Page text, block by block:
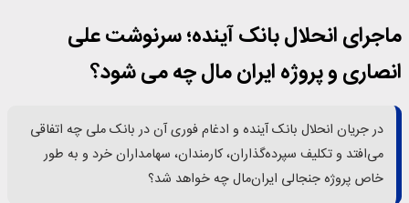
ماجرای انحلال بانک آینده؛ سرنوشت علی
انصاری و پروژه ایران مال چه می شود؟
در جریان انحلال بانک آینده و ادغام فوری آن در بانک ملی چه اتفاقی
می‌افتد و تکلیف سپرده‌گذاران، کارمندان، سهامداران خرد و به طور
خاص پروژه جنجالی ایران‌مال چه خواهد شد؟